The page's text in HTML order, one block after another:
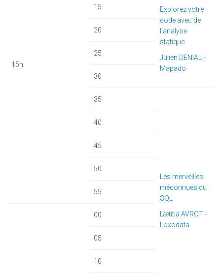
15h
15
Explorez votre
code avec de
l'analyse
statique
Julien DENIAU -
Mapado
20
25
30
35
40
Les merveilles
méconnues du
SQL
Lætitia AVROT -
Loxodata
45
50
55
00
05
10